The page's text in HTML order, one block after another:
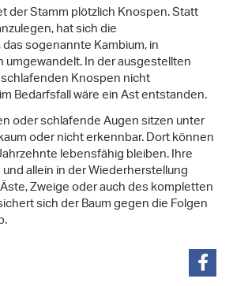
der Stamm plötzlich Knospen. Statt
hat sich die
sogenannte Kambium, in
In der ausgestellten
Knospen nicht
Bedarfsfall wäre ein Ast entstanden.
oder schlafende Augen sitzen unter
oder nicht erkennbar. Dort können
lebensfähig bleiben. Ihre
allein in der Wiederherstellung
Zweige oder auch des kompletten
sich der Baum gegen die Folgen